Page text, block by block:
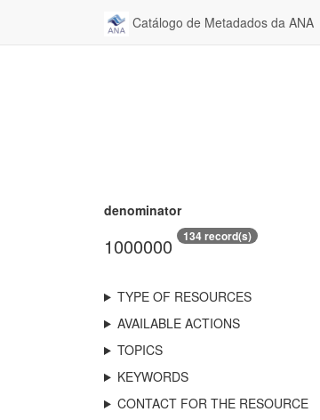
Catálogo de Metadados da ANA
denominator
1000000 134 record(s)
TYPE OF RESOURCES
AVAILABLE ACTIONS
TOPICS
KEYWORDS
CONTACT FOR THE RESOURCE